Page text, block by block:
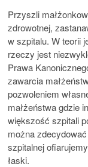
Przyszli
zdrowotnej,
w szpitalu. W teorii
rzeczy jest
Prawa
zawarcia
pozwoleniem
małżeństwa gdzie
większość szpitali
można
szpitalnej
łaski.